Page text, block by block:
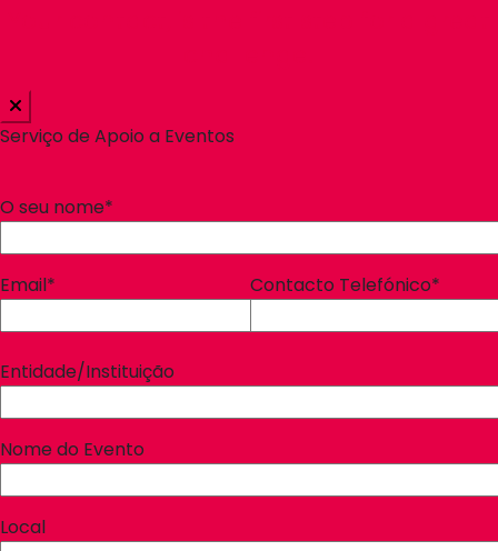
Serviço de Apoio a Eventos
O seu nome*
Email* Contacto Telefónico*
Entidade/Instituição
Nome do Evento
Local